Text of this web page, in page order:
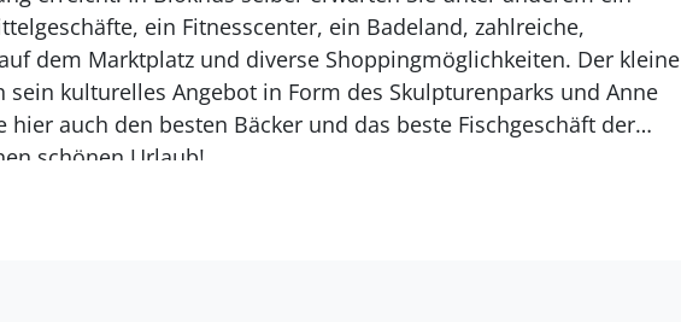
ein Fitnesscenter, ein Badeland, zahlreiche,
dem Marktplatz und diverse Shoppingmöglichkeiten. Der kleine
kulturelles Angebot in Form des Skulpturenparks und Anne
hier auch den besten Bäcker und das beste Fischgeschäft der
schönen Urlaub!